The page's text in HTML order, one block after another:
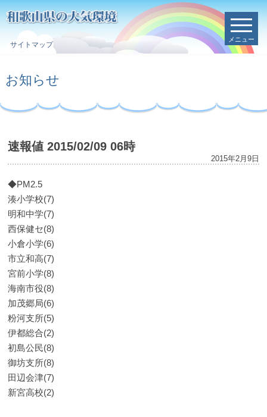
サイトマップ
メニュー
お知らせ
速報値 2015/02/09 06時
2015年2月9日
◆PM2.5
湊小学校(7)
明和中学(7)
西保健セ(8)
小倉小学(6)
市立和高(7)
宮前小学(8)
海南市役(8)
加茂郷局(6)
粉河支所(5)
伊都総合(2)
初島公民(8)
御坊支所(8)
田辺会津(7)
新宮高校(2)